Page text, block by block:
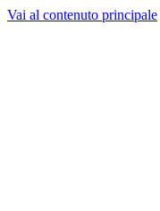
Vai al contenuto principale